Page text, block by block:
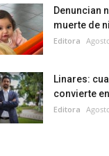
Denuncian
muerte de
Editora
Linares:
convierte
Editora